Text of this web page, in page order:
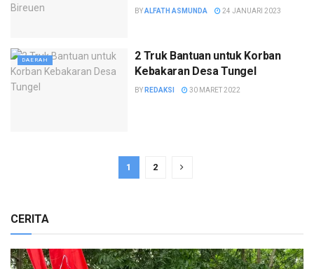
BYALFATH ASMUNDA 24 JANUARI 2023
DAERAH
2 Truk Bantuan untuk Korban
Kebakaran Desa Tungel
BY REDAKSI 30 MARET 2022
1 2
CERITA